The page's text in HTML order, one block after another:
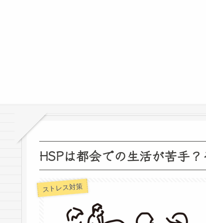
HSPは都会での生活が苦手
ストレス対策